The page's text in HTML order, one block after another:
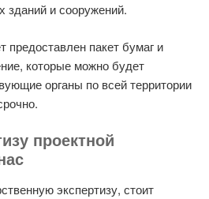
зданий и сооружений.
предоставлен пакет бумаг и
которые можно будет
органы по всей территории
проектной
экспертизу, стоит